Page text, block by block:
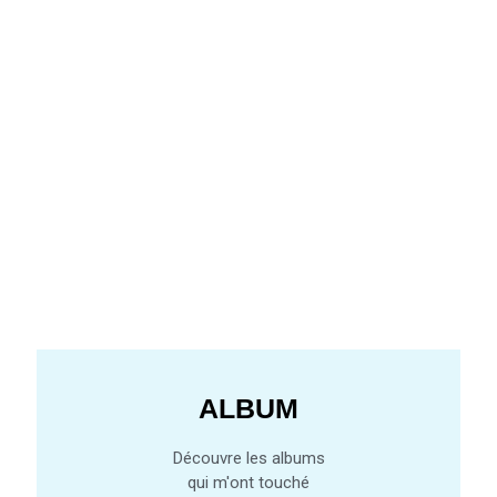
ALBUM
Découvre les albums
qui m'ont touché